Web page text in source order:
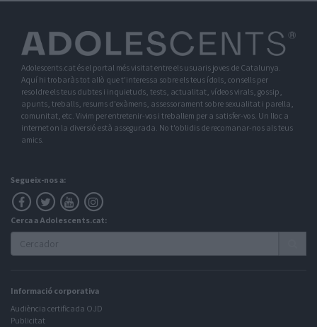
Adolescents.cat és el portal més visitat entre els usuaris joves de Catalunya.
Aquí hi trobaràs tot allò que t'interessa sobre els teus ídols, consells per
resoldre els teus dubtes i inquietuds, tests, actualitat, vídeos virals, gossip,
apunts, treballs, resums d'exàmens, assessorament sobre sexualitat i parella,
comunitat, etc. Vivim per entretenir-vos i treballem per a satisfer-vos. Un lloc a
internet on la diversió està assegurada. No t'oblidis de recomanar-nos als teus
amics.
Segueix-nos a:
Cerca a Adolescents.cat:
Informació corporativa
Audiència certificada OJD
Publicitat